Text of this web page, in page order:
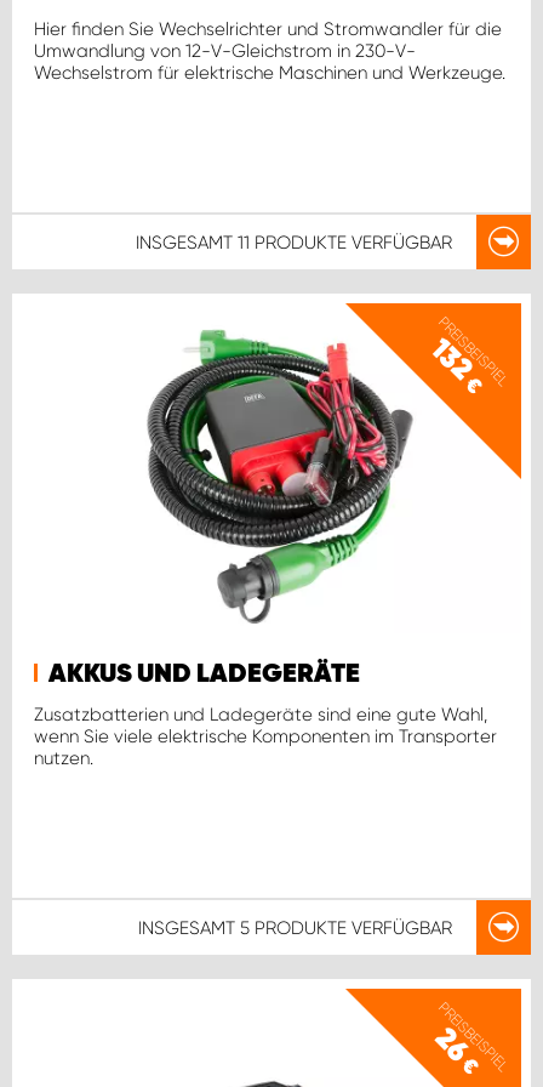
Hier finden Sie Wechselrichter und Stromwandler für die
Umwandlung von 12-V-Gleichstrom in 230-V-
Wechselstrom für elektrische Maschinen und Werkzeuge.
INSGESAMT 11 PRODUKTE VERFÜGBAR
PREISBEISPIEL
132
€
AKKUS UND LADEGERÄTE
Zusatzbatterien und Ladegeräte sind eine gute Wahl,
wenn Sie viele elektrische Komponenten im Transporter
nutzen.
INSGESAMT 5 PRODUKTE VERFÜGBAR
PREISBEISPIEL
26
€